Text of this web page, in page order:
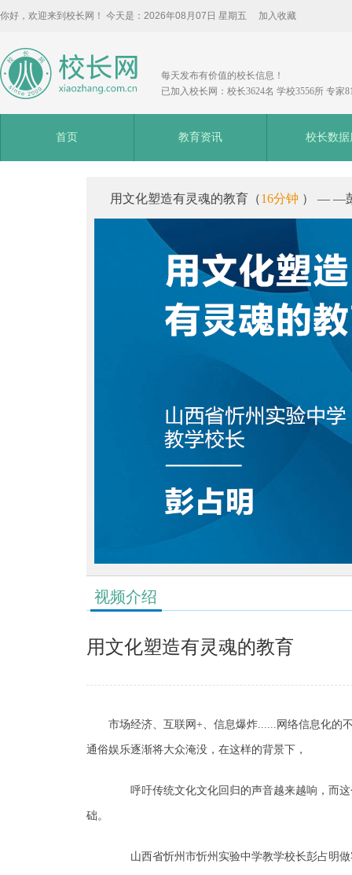
你好，欢迎来到校长网！ 今天是： 2026年08月07日 星期五 加入收藏
每天发布有价值的校长信息！
已加入校长网：校长3624名 学校3556所 专家
首页 教育资讯 校长数据
用文化塑造有灵魂的教育（16分钟 ） — —
视频介绍
用文化塑造有灵魂的教育
市场经济、互联网+、信息爆炸......网络信息化的
通俗娱乐逐渐将大众淹没，在这样的背景下，
呼吁传统文化文化回归的声音越来越响，而这
础。
山西省忻州市忻州实验中学教学校长彭占明做